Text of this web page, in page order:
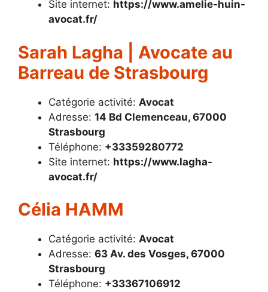
Site internet: https://www.amelie-huin-
avocat.fr/
Sarah Lagha | Avocate au
Barreau de Strasbourg
Catégorie activité: Avocat
Adresse: 14 Bd Clemenceau, 67000
Strasbourg
Téléphone: +33359280772
Site internet: https://www.lagha-
avocat.fr/
Célia HAMM
Catégorie activité: Avocat
Adresse: 63 Av. des Vosges, 67000
Strasbourg
Téléphone: +33367106912